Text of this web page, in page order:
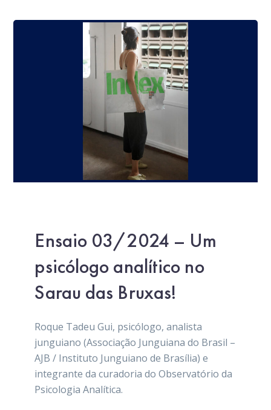
Ensaio 03/2024 – Um
psicólogo analítico no
Sarau das Bruxas!
Roque Tadeu Gui, psicólogo, analista
junguiano (Associação Junguiana do Brasil –
AJB / Instituto Junguiano de Brasília) e
integrante da curadoria do Observatório da
Psicologia Analítica.